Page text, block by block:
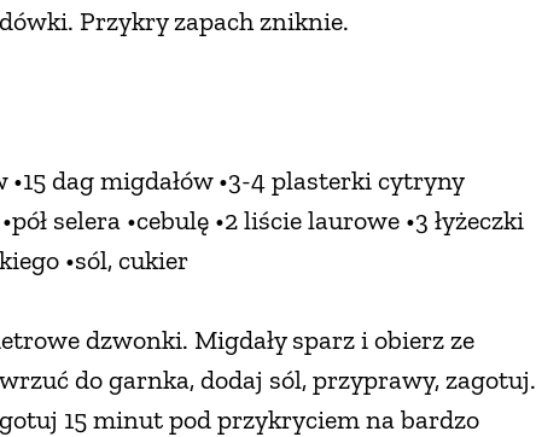
Przykry zapach zniknie.
•15 dag migdałów •3-4 plasterki cytryny
selera •cebulę •2 liście laurowe •3 łyżeczki
•sól, cukier
dzwonki. Migdały sparz i obierz ze
do garnka, dodaj sól, przyprawy, zagotuj.
15 minut pod przykryciem na bardzo